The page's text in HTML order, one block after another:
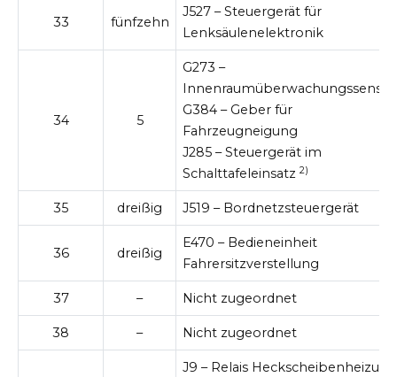
33 fünfzehn
J527 – Steuergerät für
Lenksäulenelektronik
34 5
G273 –
Innenraumüberwachungssensor
G384 – Geber für
Fahrzeugneigung
J285 – Steuergerät im
Schalttafeleinsatz2)
35 dreißig J519 – Bordnetzsteuergerät
36 dreißig
E470 – Bedieneinheit
Fahrersitzverstellung
37 – Nicht zugeordnet
38 – Nicht zugeordnet
J9 – Relais Heckscheibenheizung